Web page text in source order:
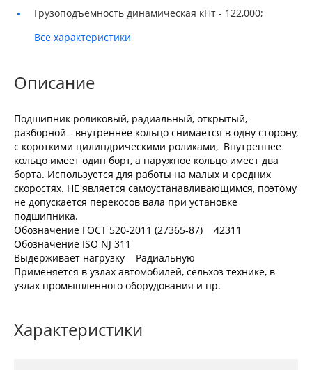
Грузоподъемность динамическая кНт - 122,000;
Все характеристики
Описание
Подшипник роликовый, радиальный, открытый,
разборной - внутреннее кольцо снимается в одну сторону,
с короткими цилиндрическими роликами, Внутреннее
кольцо имеет один борт, а наружное кольцо имеет два
борта. Используется для работы на малых и средних
скоростях. НЕ является самоустанавливающимся, поэтому
не допускается перекосов вала при установке
подшипника.
Обозначение ГОСТ 520-2011 (27365-87) 42311
Обозначение ISO NJ 311
Выдерживает нагрузку Радиальную
Применяется в узлах автомобилей, сельхоз технике, в
узлах промышленного оборудования и пр.
Характеристики